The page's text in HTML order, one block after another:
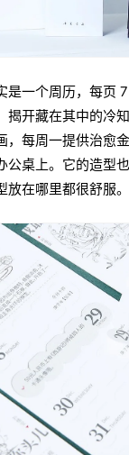
是一个周历，每页
揭开藏在其中的冷
，每周一提供治愈
公桌上。它的造型
在哪里都很舒服。